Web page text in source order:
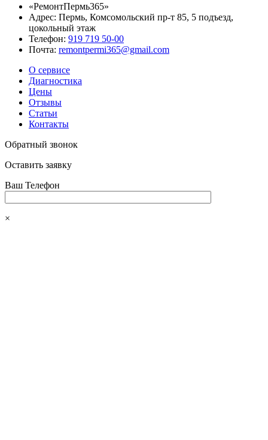
«РемонтПермь365»
Адрес: Пермь, Комсомольский пр-т 85, 5 подъезд,
цокольный этаж
Телефон: 919 719 50-00
Почта: remontpermi365@gmail.com
О сервисе
Диагностика
Цены
Отзывы
Статьи
Контакты
Обратный звонок
Оставить заявку
Ваш Телефон
×